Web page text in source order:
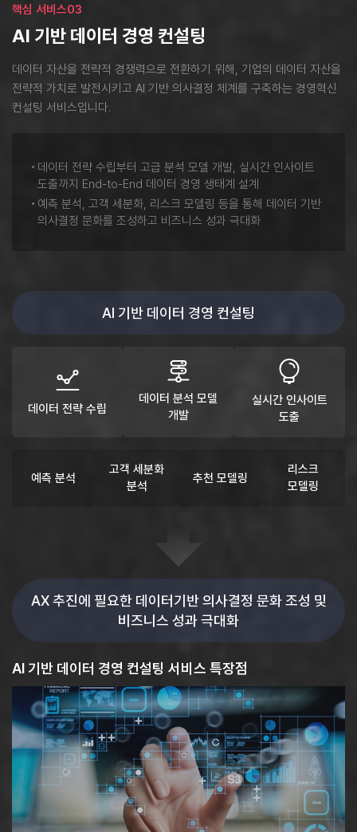
핵심 서비스03
AI 기반 데이터 경영 컨설팅
데이터 자산을 전략적 경쟁력으로 전환하기 위해, 기업의 데이터 자산을
전략적 가치로 발전시키고 AI 기반 의사결정 체계를 구축하는 경영혁신
컨설팅 서비스입니다.
데이터 전략 수립부터 고급 분석 모델 개발, 실시간 인사이트
도출까지 End-to-End 데이터 경영 생태계 설계
예측 분석, 고객 세분화, 리스크 모델링 등을 통해 데이터 기반
의사결정 문화를 조성하고 비즈니스 성과 극대화
AI 기반 데이터 경영 컨설팅
데이터 전략 수립
데이터 분석 모델
개발
실시간 인사이트
도출
예측 분석
고객 세분화
분석
추천 모델링
리스크
모델링
AX 추진에 필요한 데이터기반 의사결정 문화 조성 및
비즈니스 성과 극대화
AI 기반 데이터 경영 컨설팅 서비스 특장점​